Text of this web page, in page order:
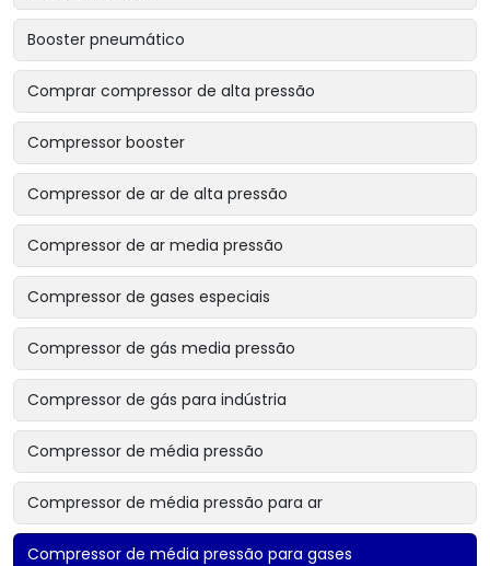
Booster pneumático
Comprar compressor de alta pressão
Compressor booster
Compressor de ar de alta pressão
Compressor de ar media pressão
Compressor de gases especiais
Compressor de gás media pressão
Compressor de gás para indústria
Compressor de média pressão
Compressor de média pressão para ar
Compressor de média pressão para gases